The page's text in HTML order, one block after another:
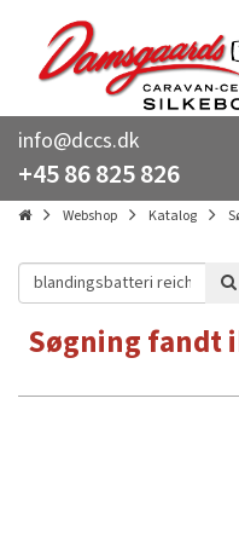
info@dccs.dk
+45 86 825 826
Webshop Katalog
Søgning fandt